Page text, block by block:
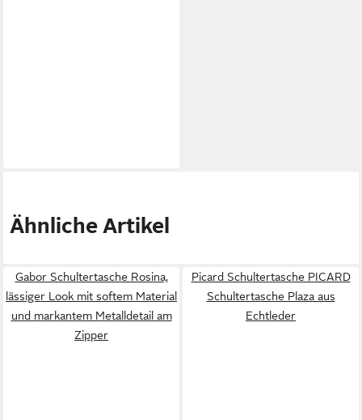
Ähnliche Artikel
Gabor Schultertasche Rosina,
lässiger Look mit softem Material
und markantem Metalldetail am
Zipper
Picard Schultertasche PICARD
Schultertasche Plaza aus
Echtleder